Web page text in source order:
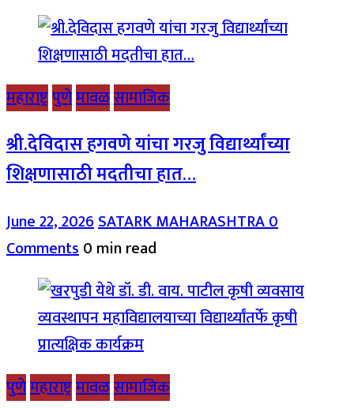
महाराष्ट्रपुणेमावळसामाजिक
श्री.देविदास हगवणे यांचा गरजु विद्यार्थ्यांच्या
शिक्षणासाठी मदतीचा हात…
June 22, 2026SATARK MAHARASHTRA0
Comments0 min read
पुणेमहाराष्ट्रमावळसामाजिक